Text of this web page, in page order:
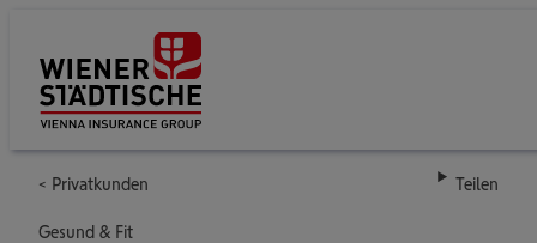
Privatkunden Teilen
Gesund & Fit